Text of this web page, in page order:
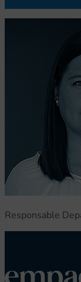
Responsable
discapacidad